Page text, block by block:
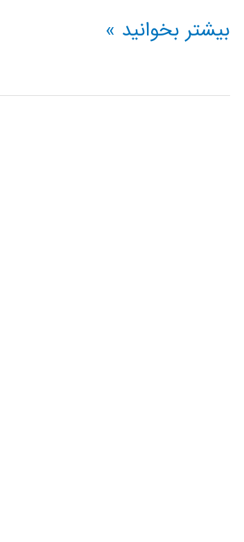
فیلم
شبکه
بیشتر بخوانید »